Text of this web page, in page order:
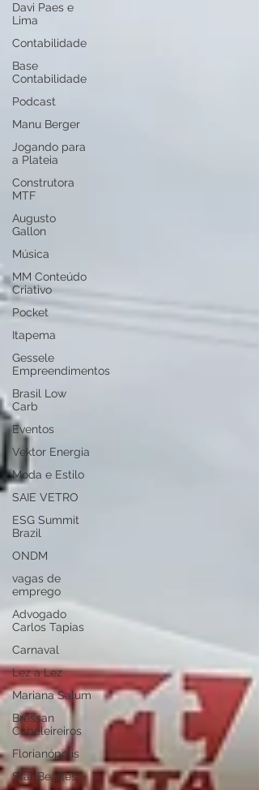
Davi Paes e
Lima
Contabilidade
Base
Contabilidade
Podcast
Manu Berger
Jogando para
a Plateia
Construtora
MTF
Augusto
Gallon
Música
MM Conteúdo
Criativo
Pocket
Itapema
Gessele
Empreendimentos
Brasil Low
Carb
Eventos
Vektor Energia
Moda e Estilo
SAIE VETRO
ESG Summit
Brazil
ONDM
vagas de
emprego
Advogado
Carlos Tapias
Carnaval
Lez a Lez
Mariana Salum
Bressan
Cabeleireiros
Florianópolis
Star Beatles